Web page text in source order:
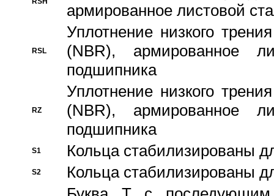
армированное листовой
RSL
Уплотнение низкого
(NBR), армированное
подшипника
RZ
Уплотнение низкого
(NBR), армированное
подшипника
S1 Кольца стабилизированы
S2 Кольца стабилизированы